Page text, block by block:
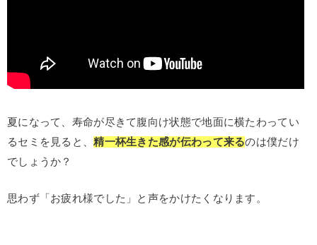
夏になって、寿命が尽きて腹向け状態で地面に横たわってい
るセミを見ると、精一杯生きた感が伝わって来るのは僕だけ
でしょうか？
思わず「お疲れ様でした」と声をかけたくなります。